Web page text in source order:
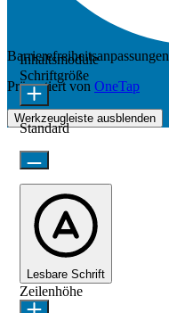
Barrierefreiheitsanpassungen
Präsentiert von OneTap
Werkzeugleiste ausblenden
Inhaltsmodule
Schriftgröße
Standard
Lesbare Schrift
Zeilenhöhe